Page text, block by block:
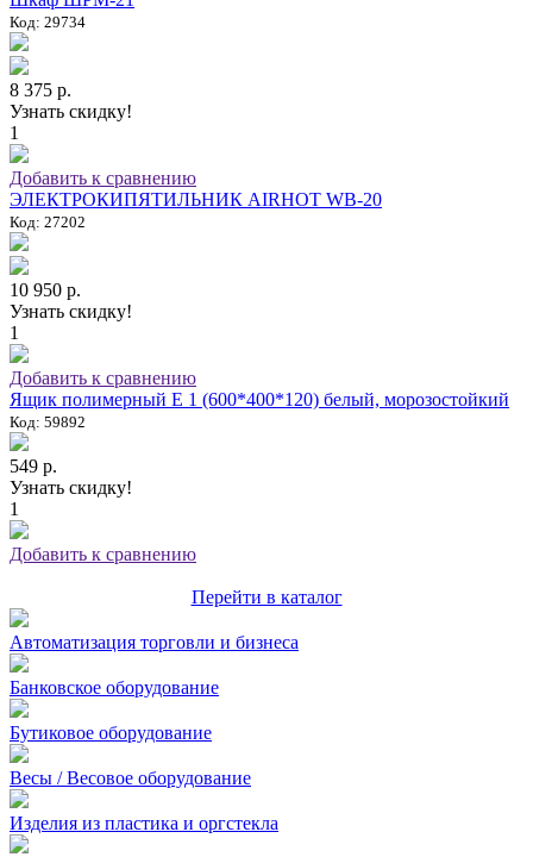
Код: 29734
8 375 р.
Узнать скидку!
1
Добавить к сравнению
ЭЛЕКТРОКИПЯТИЛЬНИК AIRHOT WB-20
Код: 27202
10 950 р.
Узнать скидку!
1
Добавить к сравнению
Ящик полимерный E 1 (600*400*120) белый, морозостойкий
Код: 59892
549 р.
Узнать скидку!
1
Добавить к сравнению
Перейти в каталог
Автоматизация торговли и бизнеса
Банковское оборудование
Бутиковое оборудование
Весы / Весовое оборудование
Изделия из пластика и оргстекла